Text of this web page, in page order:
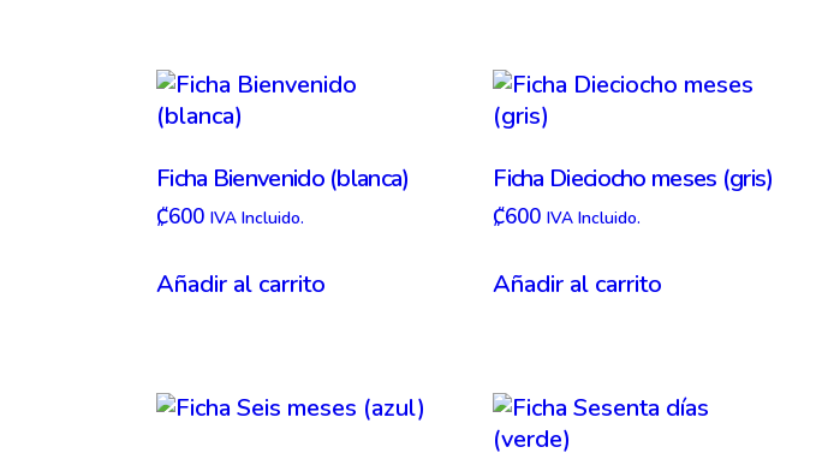
Ficha Bienvenido (blanca)
₡600 IVA Incluido.
Añadir al carrito
Ficha Dieciocho meses (gris)
₡600 IVA Incluido.
Añadir al carrito